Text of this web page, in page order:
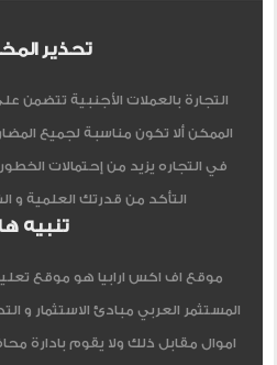
تحذير
التجارة بالعملات الأجنبية تتضمن
الممكن ألا تكون مناسبة لجميع
في التجاره يزيد من إحتمالات
التأكد من قدرتك العلمية و
تنبيه
موقع اف اكس ارابيا هو موقع
المستثمر العربي مبادئ الاستثمار و
اموال مقابل ذلك ولا يقوم بادارة